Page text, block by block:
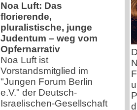
Noa Luft: Das
florierende,
pluralistische, junge
Judentum – weg vom
Opfernarrativ
Noa Luft ist
Vorstandsmitglied im
"Jungen Forum Berlin
e.V." der Deutsch-
Israelischen-Gesellschaft